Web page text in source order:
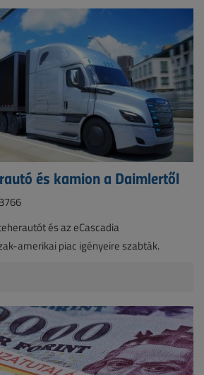
és kamion a Daimlertől
és az eCascadia
amerikai piac igényeire szabták.